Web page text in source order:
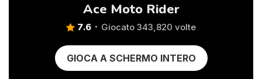
Ace Moto Rider
7.6 Giocato 343,820 volte
GIOCA A SCHERMO INTERO